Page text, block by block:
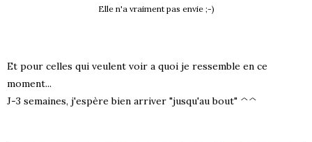
Elle n'a vraiment pas envie ;-)
Et pour celles qui veulent voir a quoi je ressemble en ce
moment...
J-3 semaines, j'espère bien arriver "jusqu'au bout" ^^